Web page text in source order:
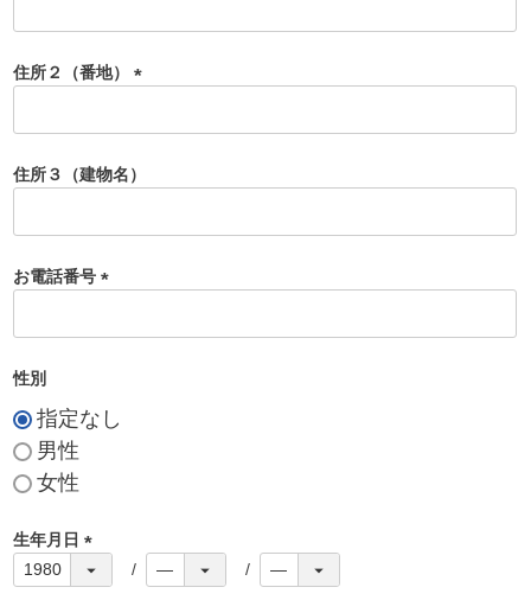
必
住所２（番地）
必
)
住所３（建物名）
お電話番号
必
性別
指定なし
男性
女性
生年月日
(